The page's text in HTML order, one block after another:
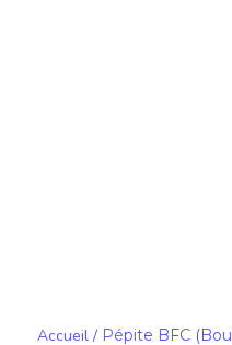
Accueil/ Pépite BFC